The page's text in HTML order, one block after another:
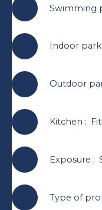
Swimming
Indoor
Outdoor
Kitchen :
Exposure :
Type of